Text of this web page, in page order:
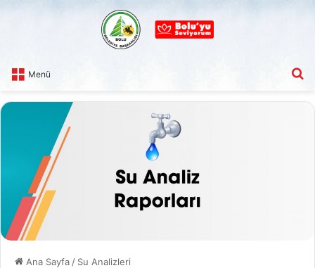
Menü
Ana Sayfa / Su Analizleri